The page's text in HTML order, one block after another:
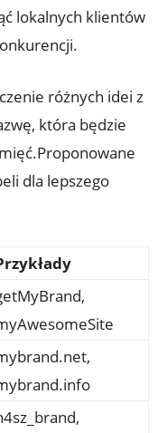
lokalnych klientów
różnych idei z
która będzie
dla lepszego